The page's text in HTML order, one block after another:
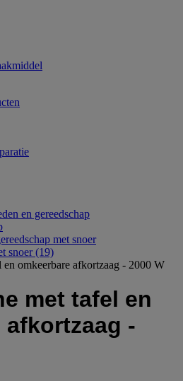
en gereedschap
met snoer
snoer (19)
en omkeerbare afkortzaag - 2000 W
met tafel en
afkortzaag -